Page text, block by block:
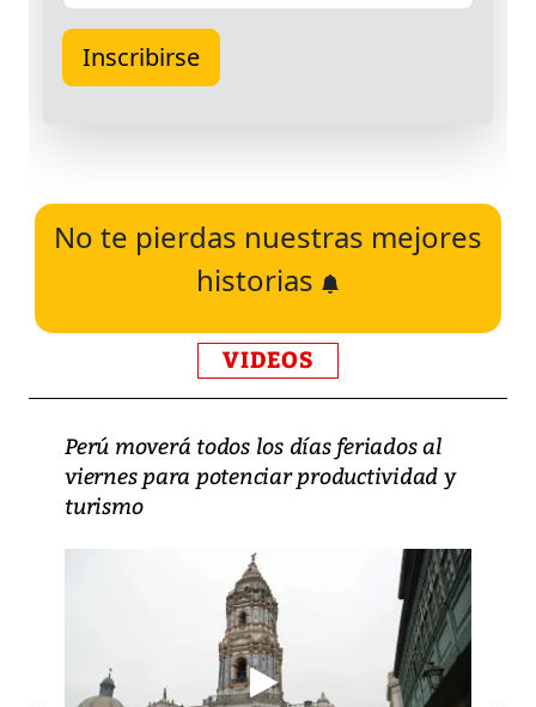
No te pierdas nuestras mejores
historias
VIDEOS
Perú moverá todos los días feriados al
viernes para potenciar productividad y
turismo